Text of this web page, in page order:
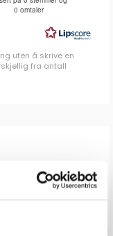
5
mulige
0 omtaler
uten å skrive en
fra antall
Send spørsmålet ditt